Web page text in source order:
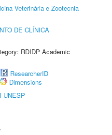
Veterinária e Zootecnia
DE CLÍNICA
RDIDP Academic
ResearcherID
Dimensions
UNESP